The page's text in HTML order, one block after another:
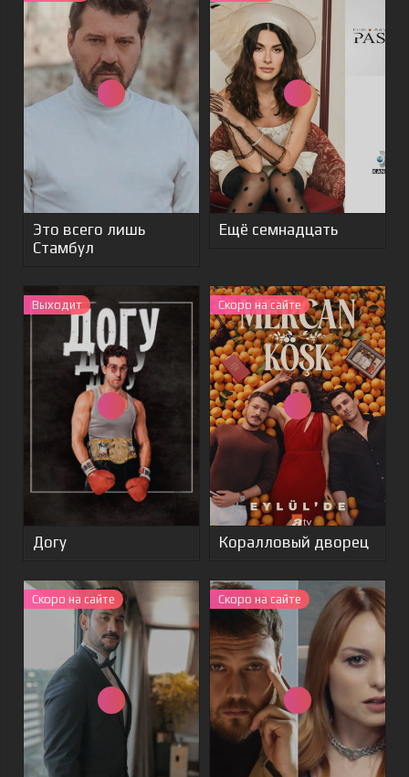
Это всего лишь
Стамбул
Ещё семнадцать
Выходит
Догу
Скоро на сайте
Коралловый дворец
Скоро на сайте Скоро на сайте